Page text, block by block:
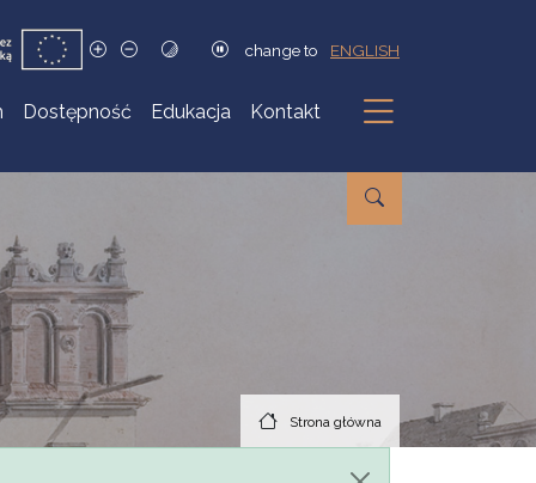
change to ENGLISH
Dostępność Edukacja Kontakt
Podmenu
Strona główna